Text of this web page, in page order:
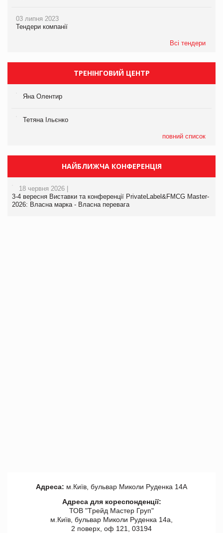
03 липня 2023
Тендери компанії
Всі тендери
ТРЕНІНГОВИЙ ЦЕНТР
Яна Олентир
Тетяна Ільєнко
повний список
НАЙБЛИЖЧА КОНФЕРЕНЦІЯ
18 червня 2026 |
3-4 вересня Виставки та конференції PrivateLabel&FMCG Master-
2026: Власна марка - Власна перевага
Адреса: м.Київ, бульвар Миколи Руденка 14А
Адреса для кореспонденції:
ТОВ "Tрейд Мастер Груп"
м.Київ, бульвар Миколи Руденка 14а,
2 поверх, оф 121, 03194